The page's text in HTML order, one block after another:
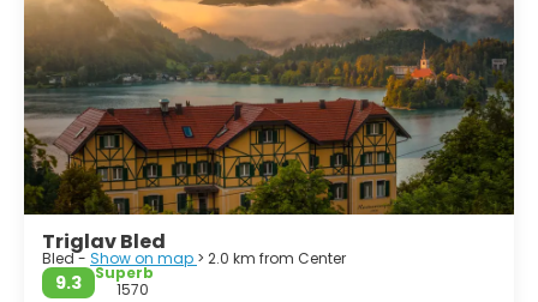
Triglav Bled
Bled - Show on map > 2.0 km from Center
9.3
Superb
1570